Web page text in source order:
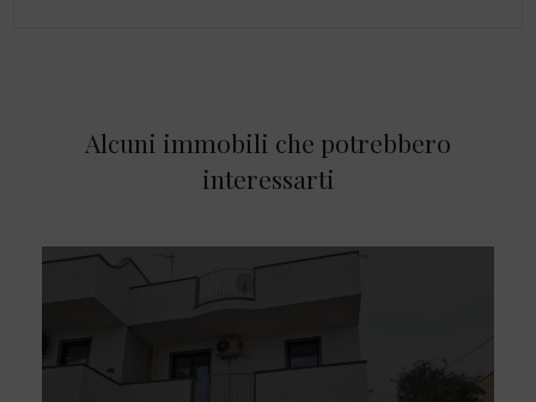
Alcuni immobili che potrebbero
interessarti